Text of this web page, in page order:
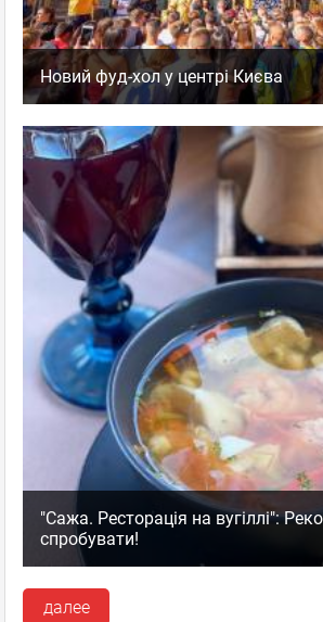
Новий фуд-хол у центрі Києва
"Сажа. Ресторація на вугіллі":
спробувати!
далее